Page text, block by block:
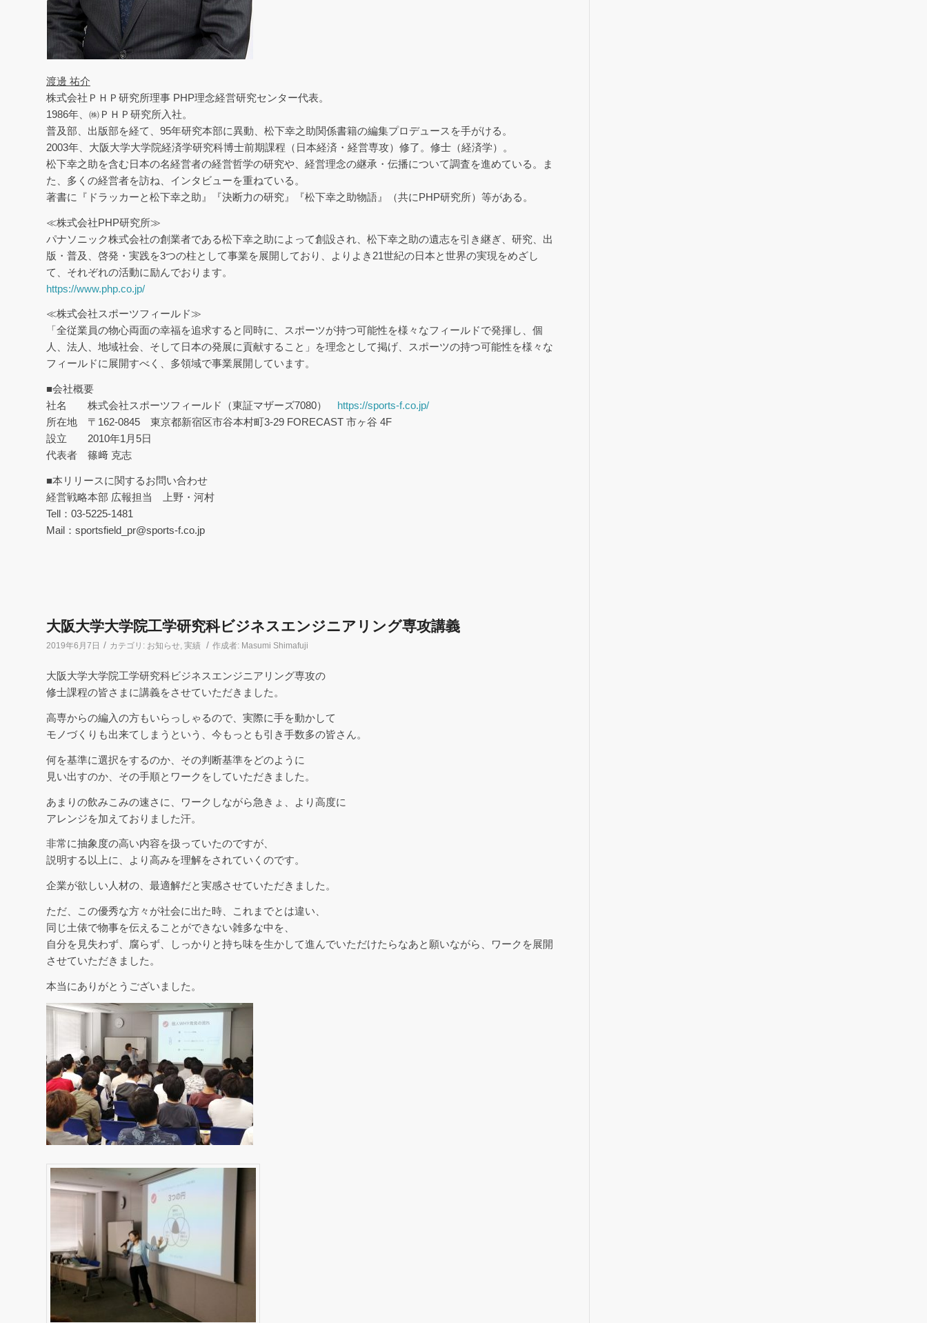
渡邊 祐介
株式会社ＰＨＰ研究所理事 PHP理念経営研究センター代表。
1986年、㈱ＰＨＰ研究所入社。
普及部、出版部を経て、95年研究本部に異動、松下幸之助関係書籍の編集プロデュースを手がける。
2003年、大阪大学大学院経済学研究科博士前期課程（日本経済・経営専攻）修了。修士（経済学）。
松下幸之助を含む日本の名経営者の経営哲学の研究や、経営理念の継承・伝播について調査を進めている。ま
た、多くの経営者を訪ね、インタビューを重ねている。
著書に『ドラッカーと松下幸之助』『決断力の研究』『松下幸之助物語』（共にPHP研究所）等がある。
≪株式会社PHP研究所≫
パナソニック株式会社の創業者である松下幸之助によって創設され、松下幸之助の遺志を引き継ぎ、研究、出
版・普及、啓発・実践を3つの柱として事業を展開しており、よりよき21世紀の日本と世界の実現をめざし
て、それぞれの活動に励んでおります。
https://www.php.co.jp/
≪株式会社スポーツフィールド≫
「全従業員の物心両面の幸福を追求すると同時に、スポーツが持つ可能性を様々なフィールドで発揮し、個
人、法人、地域社会、そして日本の発展に貢献すること」を理念として掲げ、スポーツの持つ可能性を様々な
フィールドに展開すべく、多領域で事業展開しています。
■会社概要
社名 株式会社スポーツフィールド（東証マザーズ7080） https://sports-f.co.jp/
所在地 〒162-0845 東京都新宿区市谷本村町3-29 FORECAST 市ヶ谷 4F
設立 2010年1月5日
代表者 篠﨑 克志
■本リリースに関するお問い合わせ
経営戦略本部 広報担当 上野・河村
Tell：03-5225-1481
Mail：sportsfield_pr@sports-f.co.jp
大阪大学大学院工学研究科ビジネスエンジニアリング専攻講義
2019年6月7日 / カテゴリ: お知らせ 実績 / 作成者: Masumi Shimafuji
大阪大学大学院工学研究科ビジネスエンジニアリング専攻の
修士課程の皆さまに講義をさせていただきました。
高専からの編入の方もいらっしゃるので、実際に手を動かして
モノづくりも出来てしまうという、今もっとも引き手数多の皆さん。
何を基準に選択をするのか、その判断基準をどのように
見い出すのか、その手順とワークをしていただきました。
あまりの飲みこみの速さに、ワークしながら急きょ、より高度に
アレンジを加えておりました汗。
非常に抽象度の高い内容を扱っていたのですが、
説明する以上に、より高みを理解をされていくのです。
企業が欲しい人材の、最適解だと実感させていただきました。
ただ、この優秀な方々が社会に出た時、これまでとは違い、
同じ土俵で物事を伝えることができない雑多な中を、
自分を見失わず、腐らず、しっかりと持ち味を生かして進んでいただけたらなあと願いながら、ワークを展開
させていただきました。
本当にありがとうございました。